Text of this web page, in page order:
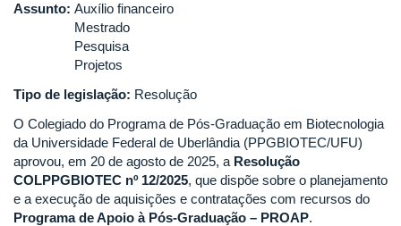
Assunto: Auxílio financeiro
Mestrado
Pesquisa
Projetos
Tipo de legislação: Resolução
O Colegiado do Programa de Pós-Graduação em Biotecnologia
da Universidade Federal de Uberlândia (PPGBIOTEC/UFU)
aprovou, em 20 de agosto de 2025, a Resolução
COLPPGBIOTEC nº 12/2025, que dispõe sobre o planejamento
e a execução de aquisições e contratações com recursos do
Programa de Apoio à Pós-Graduação – PROAP.